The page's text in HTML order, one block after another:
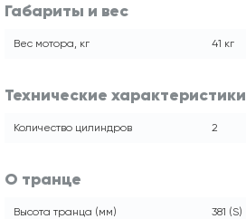
Габариты и вес
Вес мотора, кг 41 кг
Технические характеристики
Количество цилиндров 2
О транце
Высота транца (мм) 381 (S)